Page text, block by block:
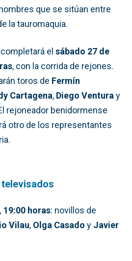
que se sitúan entre
la tauromaquia.
el sábado 27 de
, con la corrida de rejones.
toros de Fermín
Cartagena, Diego Ventura y
rejoneador benidormense
otro de los representantes
19:00 horas: novillos de
Vilau, Olga Casado y Javier